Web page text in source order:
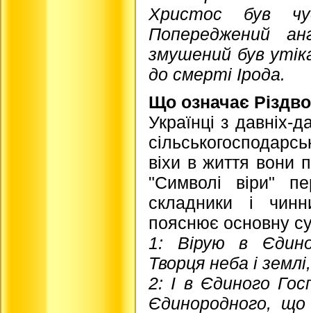
Христос був
Попереджений
змушений був
до смерті Ірода.
Що означає
Українці з давніх-
віхи в життя вони
"Символі віри"
складники і
пояснює основну
1: Вірую в
Творця неба і
2: І в Єдиного
Єдинородного,